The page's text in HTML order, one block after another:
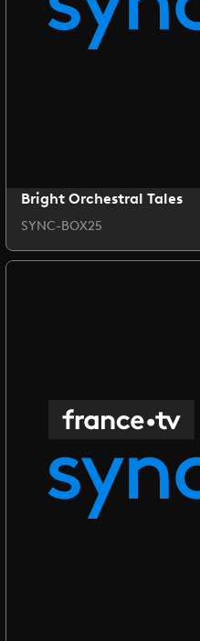
Bright Orchestral Tales
SYNC-BOX25